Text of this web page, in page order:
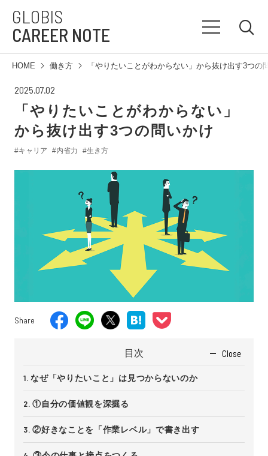
GLOBIS
CAREER NOTE
HOME 働き方 「やりたいことがわからない」から抜け出す3つの
2025.07.02
「やりたいことがわからない」
から抜け出す3つの問いかけ
#キャリア #内省力 #生き方
Share
目次 Close
なぜ「やりたいこと」は見つからないのか
①自分の価値観を深掘る
②好きなことを「作業レベル」で書き出す